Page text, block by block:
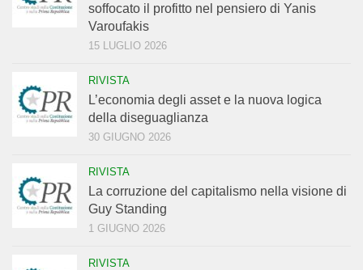
soffocato il profitto nel pensiero di Yanis
Varoufakis
15 LUGLIO 2026
RIVISTA
L’economia degli asset e la nuova logica
della diseguaglianza
30 GIUGNO 2026
RIVISTA
La corruzione del capitalismo nella visione di
Guy Standing
1 GIUGNO 2026
RIVISTA